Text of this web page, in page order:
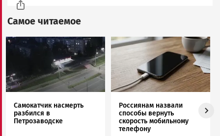
Самое читаемое
Image
Самокатчик насмерть
разбился в
Петрозаводске
Image
Россиянам назвали
способы вернуть
скорость мобильному
телефону